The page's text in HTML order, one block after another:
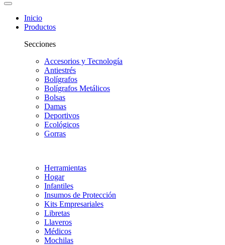
Inicio
Productos
Secciones
Accesorios y Tecnología
Antiestrés
Bolígrafos
Bolígrafos Metálicos
Bolsas
Damas
Deportivos
Ecológicos
Gorras
Herramientas
Hogar
Infantiles
Insumos de Protección
Kits Empresariales
Libretas
Llaveros
Médicos
Mochilas